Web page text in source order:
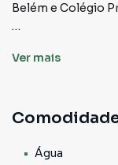
Belém e Colégio
excepcionalmente
distribuição
conforto. A
Ver mais
Água